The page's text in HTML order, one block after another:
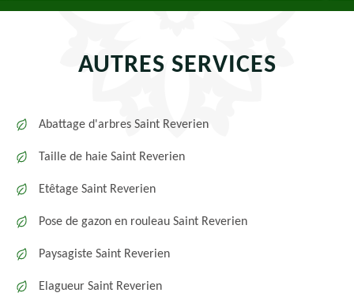
AUTRES SERVICES
Abattage d'arbres Saint Reverien
Taille de haie Saint Reverien
Etêtage Saint Reverien
Pose de gazon en rouleau Saint Reverien
Paysagiste Saint Reverien
Elagueur Saint Reverien